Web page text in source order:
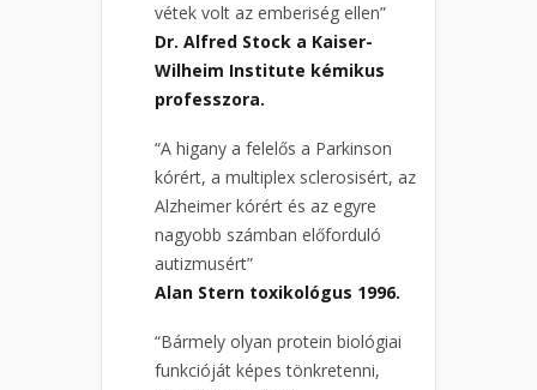
vétek volt az emberiség ellen”
Dr. Alfred Stock a Kaiser-
Wilheim Institute kémikus
professzora.
“A higany a felelős a Parkinson
kórért, a multiplex sclerosisért, az
Alzheimer kórért és az egyre
nagyobb számban előforduló
autizmusért”
Alan Stern toxikológus 1996.
“Bármely olyan protein biológiai
funkcióját képes tönkretenni,